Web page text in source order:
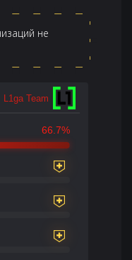
не
L1ga Team
66.7%